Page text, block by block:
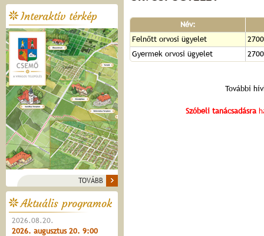
Interaktív térkép
TOVÁBB
Aktuális programok
2026.08.20.
2026. augusztus 20. 9:00
Név:
Felnőtt orvosi ügyelet
Gyermek orvosi ügyelet
További
Szóbeli tanácsadásra